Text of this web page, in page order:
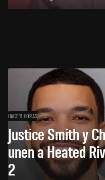
HACE 11 HORAS
Justice Smith y
unen a Heated
2